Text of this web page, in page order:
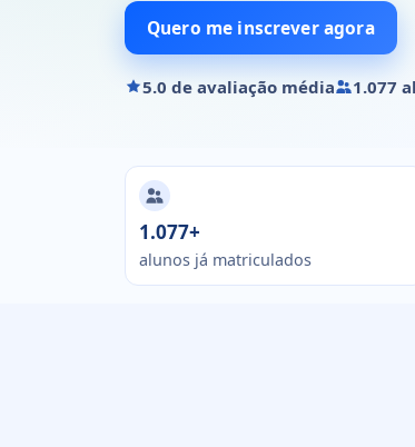
Quero me inscrever agora
5.0 de avaliação média 1.077
1.077+
alunos já matriculados